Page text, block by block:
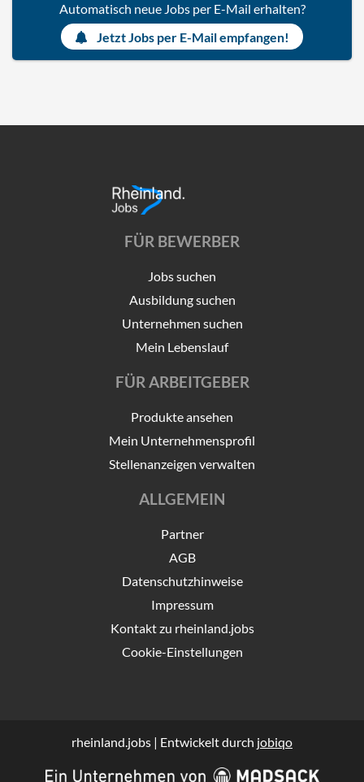
Automatisch neue Jobs per E-Mail erhalten?
Jetzt Jobs per E-Mail empfangen!
FÜR BEWERBER
Jobs suchen
Ausbildung suchen
Unternehmen suchen
Mein Lebenslauf
FÜR ARBEITGEBER
Produkte ansehen
Mein Unternehmensprofil
Stellenanzeigen verwalten
ALLGEMEIN
Partner
AGB
Datenschutzhinweise
Impressum
Kontakt zu rheinland.jobs
Cookie-Einstellungen
rheinland.jobs | Entwickelt durch jobiqo